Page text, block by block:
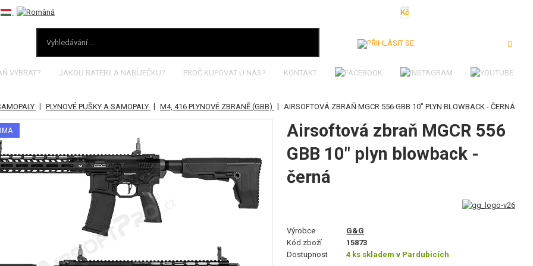
Kč
VYBRAT? JAKOU BATERII A NABÍJEČKU? PROČ KUPOVAT U NÁS? KONTAKT
| PLYNOVÉ PUŠKY A SAMOPALY | M4, 416 PLYNOVÉ ZBRANĚ (GBB) | AIRSOFTOVÁ ZBRAŇ MGCR 556 GBB 10" PLYN BLOWBACK - ČERNÁ
Airsoftová zbraň MGCR 556
GBB 10" plyn blowback -
černá
Výrobce
G&G
Kód zboží
15873
Dostupnost
4 ks skladem v Pardubicích